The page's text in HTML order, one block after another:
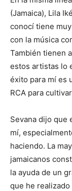
(Jamaica), Lila
conocí tiene
con la música
También tienen
estos artistas lo
éxito para mí es
RCA para
Sevana dijo que
mí,
haciendo. La
jamaicanos
la ayuda de un
que he